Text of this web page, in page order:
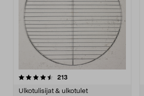
213
Ulkotulisijat & ulkotulet
4.5 viidestä